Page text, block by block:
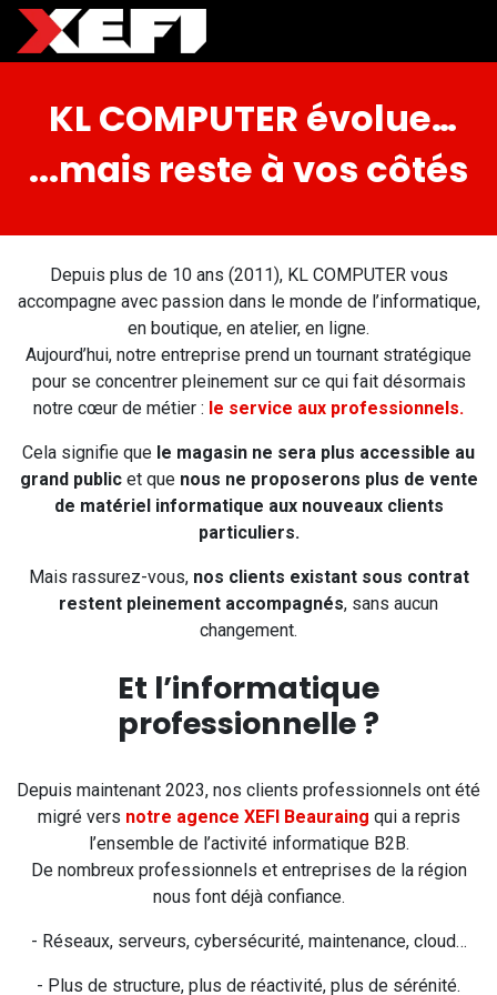
KL COMPUTER évolue…
...mais reste à vos côtés
Depuis plus de 10 ans (2011), KL COMPUTER vous
accompagne avec passion dans le monde de l’informatique,
en boutique, en atelier, en ligne.
Aujourd’hui, notre entreprise prend un tournant stratégique
pour se concentrer pleinement sur ce qui fait désormais
notre cœur de métier : le service aux professionnels.
Cela signifie que le magasin ne sera plus accessible au
grand publicet que nous ne proposerons plus de vente
de matériel informatique aux nouveaux clients
particuliers.
Mais rassurez-vous, nos clients existant sous contrat
restent pleinement accompagnés, sans aucun
changement.
Et l’informatique
professionnelle ?
Depuis maintenant 2023, nos clients professionnels ont été
migré vers notre agence XEFI Beauraing qui a repris
l’ensemble de l’activité informatique B2B.
De nombreux professionnels et entreprises de la région
nous font déjà confiance.
- Réseaux, serveurs, cybersécurité, maintenance, cloud…
- Plus de structure, plus de réactivité, plus de sérénité.